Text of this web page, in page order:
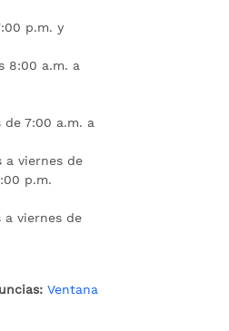
p.m. y
8:00 a.m. a
7:00 a.m. a
a viernes de
p.m.
a viernes de
Ventana